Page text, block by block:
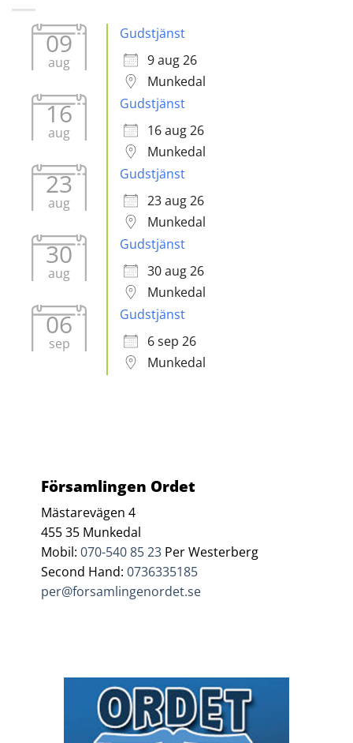
09
aug
Gudstjänst
9 aug 26
Munkedal
16
aug
Gudstjänst
16 aug 26
Munkedal
23
aug
Gudstjänst
23 aug 26
Munkedal
30
aug
Gudstjänst
30 aug 26
Munkedal
06
sep
Gudstjänst
6 sep 26
Munkedal
Församlingen Ordet
Mästarevägen 4
455 35 Munkedal
Mobil:070-540 85 23 Per Westerberg
Second Hand:0736335185
per@forsamlingenordet.se